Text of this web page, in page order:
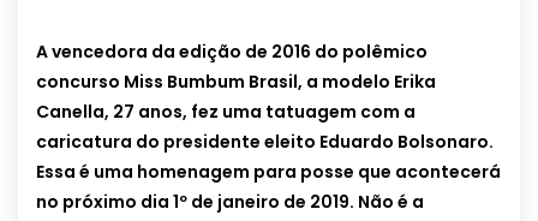
A vencedora da edição de 2016 do polêmico
concurso Miss Bumbum Brasil, a modelo Erika
Canella, 27 anos, fez uma tatuagem com a
caricatura do presidente eleito Eduardo Bolsonaro.
Essa é uma homenagem para posse que acontecerá
no próximo dia 1º de janeiro de 2019. Não é a